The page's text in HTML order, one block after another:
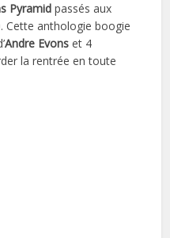
Pyramid passés aux
Cette anthologie boogie
Andre Evons et 4
la rentrée en toute